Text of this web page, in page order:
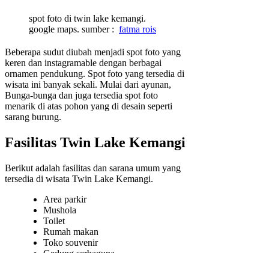
spot foto di twin lake kemangi.
google maps. sumber : fatma rois
Beberapa sudut diubah menjadi spot foto yang
keren dan instagramable dengan berbagai
ornamen pendukung. Spot foto yang tersedia di
wisata ini banyak sekali. Mulai dari ayunan,
Bunga-bunga dan juga tersedia spot foto
menarik di atas pohon yang di desain seperti
sarang burung.
Fasilitas Twin Lake Kemangi
Berikut adalah fasilitas dan sarana umum yang
tersedia di wisata Twin Lake Kemangi.
Area parkir
Mushola
Toilet
Rumah makan
Toko souvenir